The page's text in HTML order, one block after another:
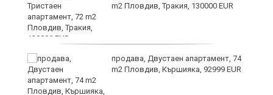
m2 Пловдив, Тракия, 130000 EUR
продава, Двустаен апартамент, 74
m2 Пловдив, Кършияка, 92999 EUR